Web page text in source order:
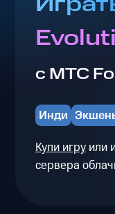
с МТС
Инди
Купи игруили
сервера